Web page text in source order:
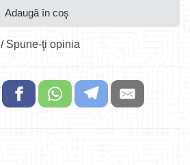
Adaugă în coş
/ Spune-ţi opinia